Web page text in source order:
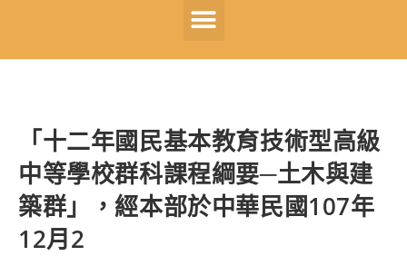
「十二年國民基本教育技術型高級
中等學校群科課程綱要─土木與建
築群」，經本部於中華民國107年
12月2